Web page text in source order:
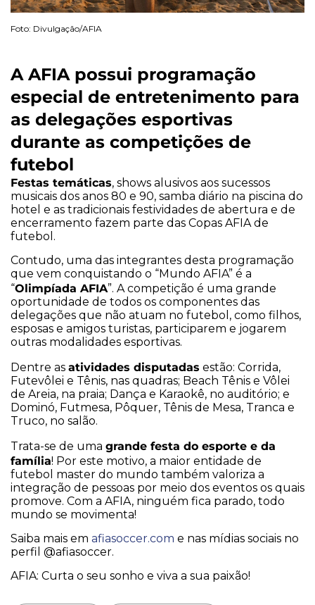
Foto: Divulgação/AFIA
A AFIA possui programação
especial de entretenimento para
as delegações esportivas
durante as competições de
futebol
Festas temáticas, shows alusivos aos sucessos
musicais dos anos 80 e 90, samba diário na piscina do
hotel e as tradicionais festividades de abertura e de
encerramento fazem parte das Copas AFIA de
futebol.
Contudo, uma das integrantes desta programação
que vem conquistando o “Mundo AFIA” é a
“Olimpíada AFIA”. A competição é uma grande
oportunidade de todos os componentes das
delegações que não atuam no futebol, como filhos,
esposas e amigos turistas, participarem e jogarem
outras modalidades esportivas.
Dentre as atividades disputadas estão: Corrida,
Futevôlei e Tênis, nas quadras; Beach Tênis e Vôlei
de Areia, na praia; Dança e Karaokê, no auditório; e
Dominó, Futmesa, Pôquer, Tênis de Mesa, Tranca e
Truco, no salão.
Trata-se de uma grande festa do esporte e da
família! Por este motivo, a maior entidade de
futebol master do mundo também valoriza a
integração de pessoas por meio dos eventos os quais
promove. Com a AFIA, ninguém fica parado, todo
mundo se movimenta!
Saiba mais em afiasoccer.com e nas mídias sociais no
perfil @afiasoccer.
AFIA: Curta o seu sonho e viva a sua paixão!